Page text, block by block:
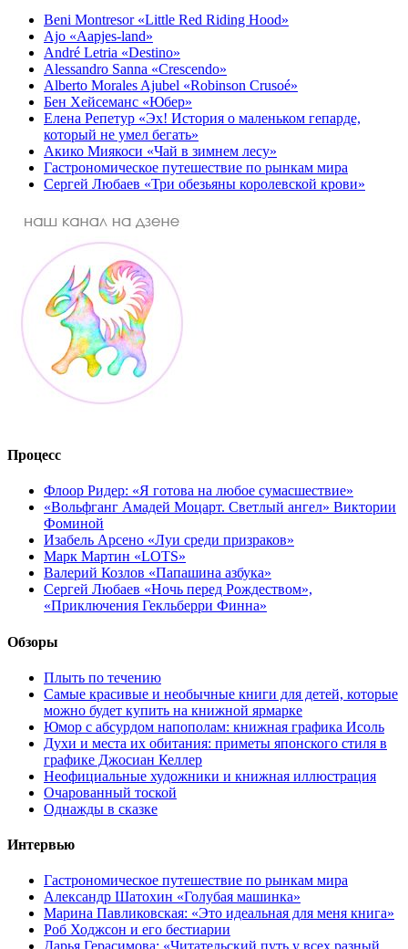
Beni Montresor «Little Red Riding Hood»
Ajo «Aapjes-land»
André Letria «Destino»
Alessandro Sanna «Crescendo»
Alberto Morales Ajubel «Robinson Crusoé»
Бен Хейсеманс «Юбер»
Елена Репетур «Эх! История о маленьком гепарде,
который не умел бегать»
Акико Миякоси «Чай в зимнем лесу»
Гастрономическое путешествие по рынкам мира
Сергей Любаев «Три обезьяны королевской крови»
Процесс
Флоор Ридер: «Я готова на любое сумасшествие»
«Вольфганг Амадей Моцарт. Светлый ангел» Виктории
Фоминой
Изабель Арсено «Луи среди призраков»
Марк Мартин «LOTS»
Валерий Козлов «Папашина азбука»
Сергей Любаев «Ночь перед Рождеством»,
«Приключения Гекльберри Финна»
Обзоры
Плыть по течению
Самые красивые и необычные книги для детей, которые
можно будет купить на книжной ярмарке
Юмор с абсурдом напополам: книжная графика Исоль
Духи и места их обитания: приметы японского стиля в
графике Джосиан Келлер
Неофициальные художники и книжная иллюстрация
Очарованный тоской
Однажды в сказке
Интервью
Гастрономическое путешествие по рынкам мира
Александр Шатохин «Голубая машинка»
Марина Павликовская: «Это идеальная для меня книга»
Роб Ходжсон и его бестиарии